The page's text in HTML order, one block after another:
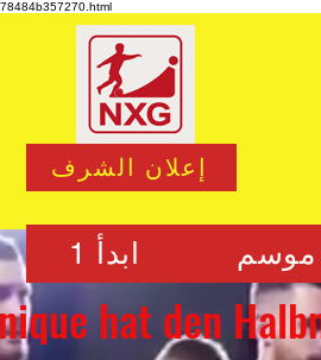
إعلان الشرف
ابدأ 1 موسم